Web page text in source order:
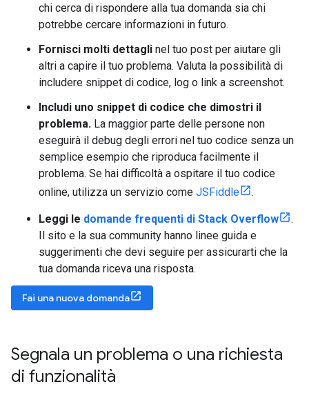
chi cerca di rispondere alla tua domanda sia chi
potrebbe cercare informazioni in futuro.
Fornisci molti dettagli nel tuo post per aiutare gli
altri a capire il tuo problema. Valuta la possibilità di
includere snippet di codice, log o link a screenshot.
Includi uno snippet di codice che dimostri il
problema. La maggior parte delle persone non
eseguirà il debug degli errori nel tuo codice senza un
semplice esempio che riproduca facilmente il
problema. Se hai difficoltà a ospitare il tuo codice
online, utilizza un servizio come JSFiddle .
Leggi le domande frequenti di Stack Overflow
.
Il sito e la sua community hanno linee guida e
suggerimenti che devi seguire per assicurarti che la
tua domanda riceva una risposta.
Fai una nuova domanda
Segnala un problema o una richiesta
di funzionalità